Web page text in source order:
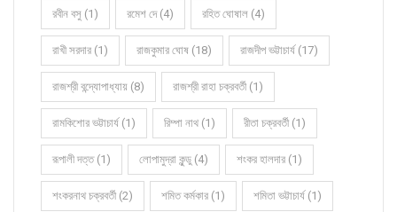
রবীন বসু (1) রমেশ দে (4) রহিত ঘোষাল (4)
রাখী সরদার (1) রাজকুমার ঘোষ (18) রাজদীপ ভট্টাচার্য (17)
রাজশ্রী বন্দ্যোপাধ্যায় (8) রাজশ্রী রাহা চক্রবর্তী (1)
রামকিশোর ভট্টাচার্য (1) রিম্পা নাথ (1) রীতা চক্রবর্তী (1)
রূপালী দত্ত (1) লোপামুদ্রা কুন্ডু (4) শংকর হালদার (1)
শংকরনাথ চক্রবর্তী (2) শমিত কর্মকার (1) শমিতা ভট্টাচার্য (1)